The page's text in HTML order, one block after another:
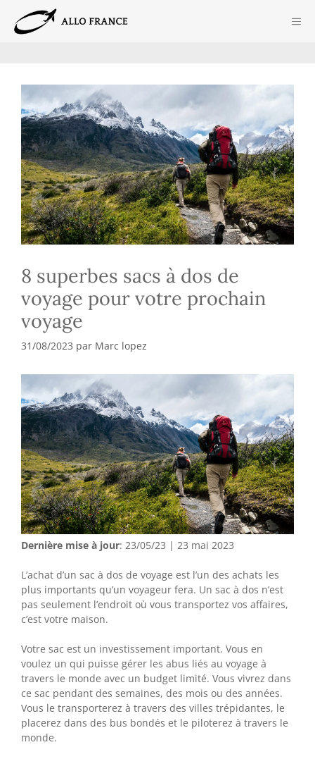
contenu
8 superbes sacs à dos de
voyage pour votre prochain
voyage
31/08/2023 par Marc lopez
Dernière mise à jour: 23/05/23 | 23 mai 2023
L’achat d’un sac à dos de voyage est l’un des achats les
plus importants qu’un voyageur fera. Un sac à dos n’est
pas seulement l’endroit où vous transportez vos affaires,
c’est votre maison.
Votre sac est un investissement important. Vous en
voulez un qui puisse gérer les abus liés au voyage à
travers le monde avec un budget limité. Vous vivrez dans
ce sac pendant des semaines, des mois ou des années.
Vous le transporterez à travers des villes trépidantes, le
placerez dans des bus bondés et le piloterez à travers le
monde.